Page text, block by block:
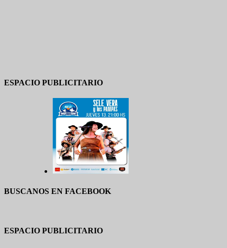
ESPACIO PUBLICITARIO
BUSCANOS EN FACEBOOK
ESPACIO PUBLICITARIO